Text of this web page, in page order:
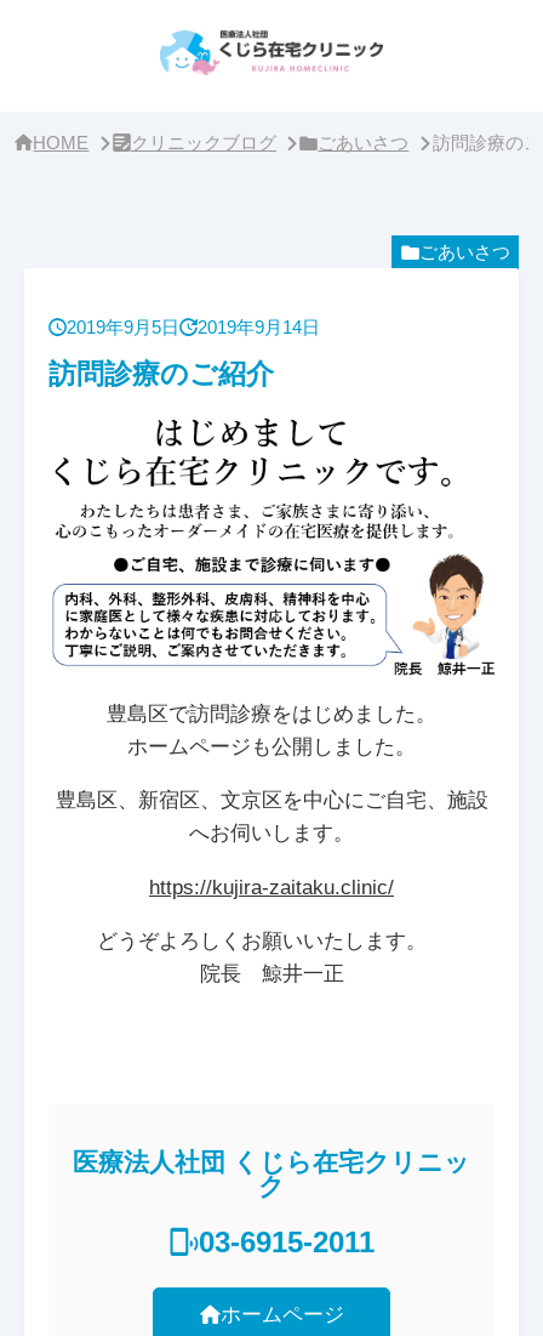
HOME クリニックブログ ごあいさつ 訪問診療の
ごあいさつ
2019年9月5日 2019年9月14日
訪問診療のご紹介
豊島区で訪問診療をはじめました。
ホームページも公開しました。
豊島区、新宿区、文京区を中心にご自宅、施設
へお伺いします。
https://kujira-zaitaku.clinic/
どうぞよろしくお願いいたします。
院長 鯨井一正
医療法人社団 くじら在宅クリニッ
ク
03-6915-2011
ホームページ